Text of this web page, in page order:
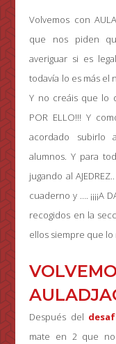
Volvemos con
que nos piden
averiguar si es
todavía lo es más el
Y no creáis que lo
POR ELLO!!! Y
acordado subirlo
alumnos. Y para
jugando al
cuaderno y …. ¡¡¡¡A
recogidos en la
ellos siempre que lo
Después del
mate en 2 que